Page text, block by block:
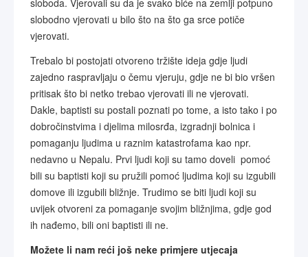
sloboda. Vjerovali su da je svako biće na zemlji potpuno
slobodno vjerovati u bilo što na što ga srce potiče
vjerovati.
Trebalo bi postojati otvoreno tržište ideja gdje ljudi
zajedno raspravljaju o čemu vjeruju, gdje ne bi bio vršen
pritisak što bi netko trebao vjerovati ili ne vjerovati.
Dakle, baptisti su postali poznati po tome, a isto tako i po
dobročinstvima i djelima milosrđa, izgradnji bolnica i
pomaganju ljudima u raznim katastrofama kao npr.
nedavno u Nepalu. Prvi ljudi koji su tamo doveli pomoć
bili su baptisti koji su pružili pomoć ljudima koji su izgubili
domove ili izgubili bližnje. Trudimo se biti ljudi koji su
uvijek otvoreni za pomaganje svojim bližnjima, gdje god
ih nađemo, bili oni baptisti ili ne.
Možete li nam reći još neke primjere utjecaja